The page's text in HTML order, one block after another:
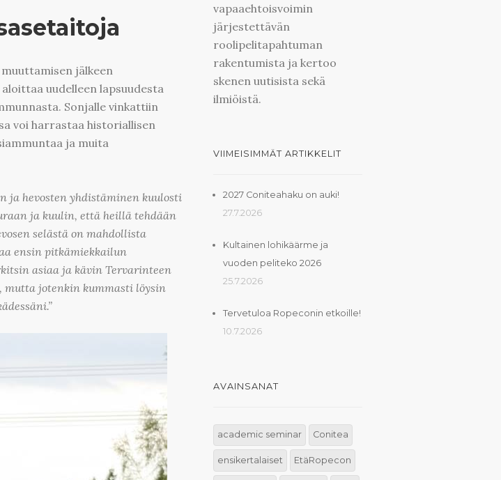
jälkeen
uudelleen lapsuudesta
Sonjalle vinkattiin
voi harrastaa historiallisen
ja muita
ja hevosten yhdistäminen kuulosti
ja kuulin, että heillä tehdään
selästä on mahdollista
ensin pitkämiekkailun
asiaa ja kävin Tervarinteen
jotenkin kummasti löysin
vapaaehtoisvoimin
järjestettävän
roolipelitapahtuman
rakentumista ja kertoo
skenen uutisista sekä
ilmiöistä.
VIIMEISIMMÄT ARTIKKELIT
2027 Coniteahaku on auki!
27.7.2026
Kultainen lohikäärme ja
vuoden peliteko 2026
25.7.2026
Tervetuloa Ropeconin etkoille!
10.7.2026
AVAINSANAT
academic seminar Conitea
ensikertalaiset EtäRopecon